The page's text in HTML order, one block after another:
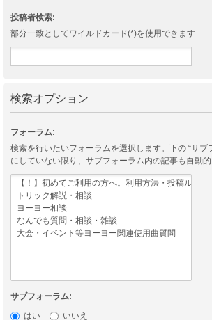
投稿者検索:
部分一致としてワイルドカード(*)を使用できます
検索オプション
フォーラム:
検索を行いたいフォーラムを選択します。下の “サブ
にしていない限り、サブフォーラム内の記事も自動的
サブフォーラム:
はい
いいえ